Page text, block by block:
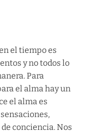
el tiempo es
y no todos lo
Para
el alma hay un
el alma es
conciencia. Nos